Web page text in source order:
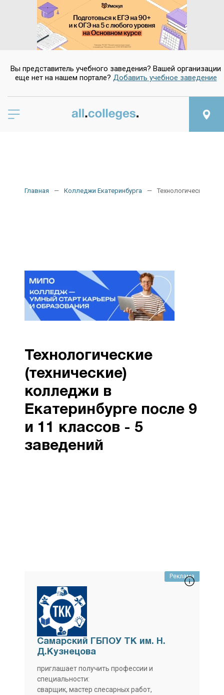
Вы представитель учебного заведения? Вашей организации
еще нет на нашем портале? Добавить учебное заведение
Главная Колледжи Екатеринбурга Технологические
Технологические
(технические)
колледжи в
Екатеринбурге после 9
и 11 классов - 5
заведений
Реклама
Самарский ГБПОУ ТК им. Н.
Д.Кузнецова
приглашает получить профессии и
специальности:
сварщик, мастер слесарных работ,